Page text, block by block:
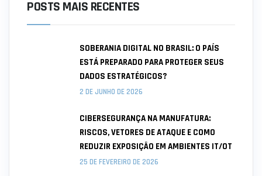
POSTS MAIS RECENTES
SOBERANIA DIGITAL NO BRASIL: O PAÍS
ESTÁ PREPARADO PARA PROTEGER SEUS
DADOS ESTRATÉGICOS?
2 DE JUNHO DE 2026
CIBERSEGURANÇA NA MANUFATURA:
RISCOS, VETORES DE ATAQUE E COMO
REDUZIR EXPOSIÇÃO EM AMBIENTES IT/OT
25 DE FEVEREIRO DE 2026